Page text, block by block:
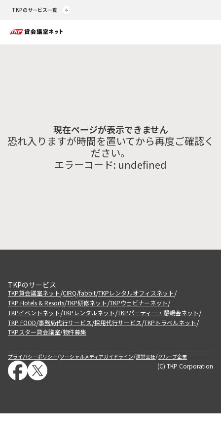
TKPのサービス一覧
現在ページが表示できません
恐れ入りますが時間を置いてから再度ご確認く
ださい。
エラーコード: undefined
TKPのサービス
TKP貸会議室ネット/CIRQ/fabbit/TKPレンタルオフィスネット/
TKP Hotels & Resorts/TKP研修ネット/TKPウェビナーネット/
TKPイベントネット/TKPレンタルネット/TKPパーティー・懇親会ネット/
TKP FOOD/事務局代行サービス/採用代行サービス/TKPトラベルネット/
TKPスター貸会議室/物件募集
プライバシーポリシー/ソーシャルメディアガイドライン/運営会社/グループ企業
(C) TKP Corporation